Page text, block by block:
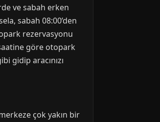
ve sabah erken
sabah 08:00’den
rezervasyonu
göre otopark
gidip aracınızı
çok yakın bir